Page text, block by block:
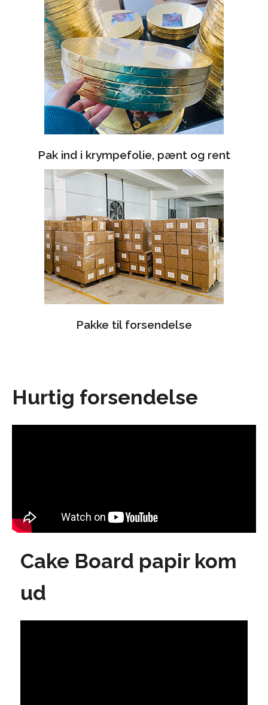
Pak ind i krympefolie, pænt og rent
Pakke til forsendelse
Hurtig forsendelse
Cake Board papir kom
ud